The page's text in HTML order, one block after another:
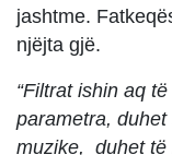
jashtme.
njëjta gjë.
“Filtrat ishin aq
parametra,
muzike, duhet të